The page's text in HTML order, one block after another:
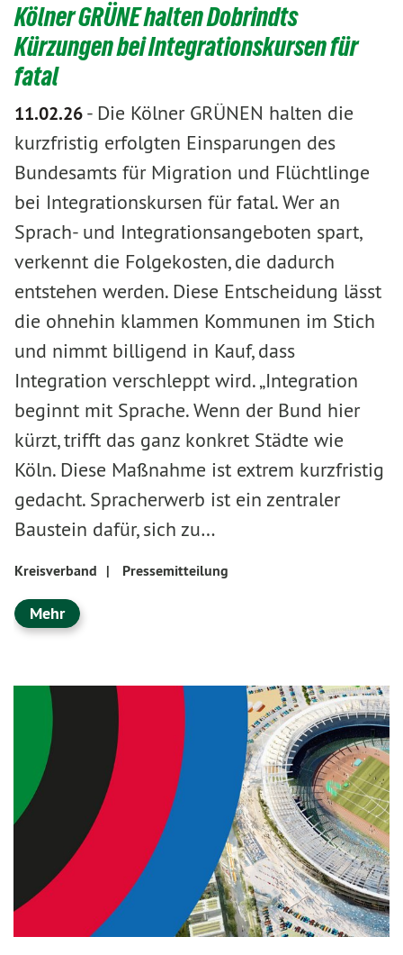
Kölner GRÜNE halten Dobrindts
Kürzungen bei Integrationskursen für
fatal
11.02.26- Die Kölner GRÜNEN halten die
kurzfristig erfolgten Einsparungen des
Bundesamts für Migration und Flüchtlinge
bei Integrationskursen für fatal. Wer an
Sprach- und Integrationsangeboten spart,
verkennt die Folgekosten, die dadurch
entstehen werden. Diese Entscheidung lässt
die ohnehin klammen Kommunen im Stich
und nimmt billigend in Kauf, dass
Integration verschleppt wird. „Integration
beginnt mit Sprache. Wenn der Bund hier
kürzt, trifft das ganz konkret Städte wie
Köln. Diese Maßnahme ist extrem kurzfristig
gedacht. Spracherwerb ist ein zentraler
Baustein dafür, sich zu…
Kreisverband | Pressemitteilung
Mehr